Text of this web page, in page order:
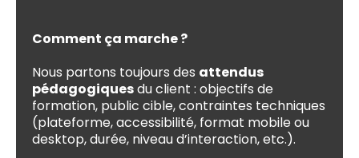
Comment ça marche ?
Nous partons toujours des attendus
pédagogiquesdu client : objectifs de
formation, public cible, contraintes techniques
(plateforme, accessibilité, format mobile ou
desktop, durée, niveau d’interaction, etc.).